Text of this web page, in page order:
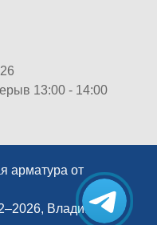
13:00 - 14:00
арматура от
Владимир